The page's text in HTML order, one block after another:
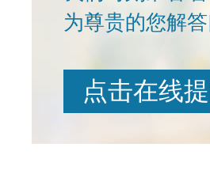
为尊贵的您解
点击在线